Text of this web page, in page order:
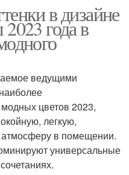
в дизайне
года в
ведущими
цветов 2023,
легкую,
в помещении.
универсальные